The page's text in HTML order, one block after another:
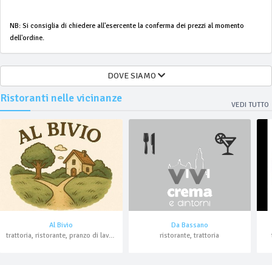
NB: Si consiglia di chiedere all'esercente la conferma dei prezzi al momento
dell'ordine.
DOVE SIAMO
Ristoranti nelle vicinanze
VEDI TUTTO
Al Bivio
trattoria, ristorante, pranzo di lavoro
Da Bassano
ristorante, trattoria